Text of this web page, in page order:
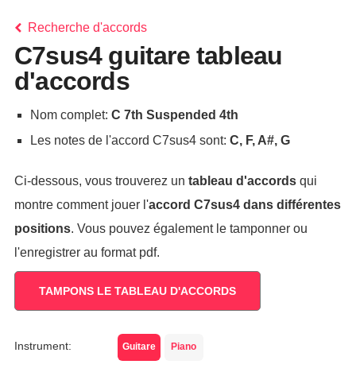
Recherche d'accords
C7sus4 guitare tableau
d'accords
Nom complet: C 7th Suspended 4th
Les notes de l'accord C7sus4 sont: C, F, A#, G
Ci-dessous, vous trouverez un tableau d'accordsqui
montre comment jouer l'accord C7sus4dans différentes
positions. Vous pouvez également le tamponner ou
l'enregistrer au format pdf.
TAMPONS LE TABLEAU D'ACCORDS
Instrument: Guitare Piano